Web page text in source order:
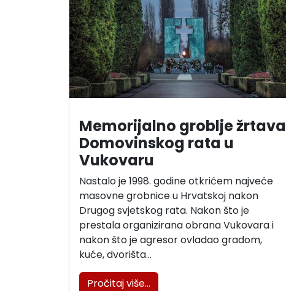
Memorijalno groblje žrtava
Domovinskog rata u
Vukovaru
Nastalo je 1998. godine otkrićem najveće
masovne grobnice u Hrvatskoj nakon
Drugog svjetskog rata. Nakon što je
prestala organizirana obrana Vukovara i
nakon što je agresor ovladao gradom,
kuće, dvorišta…
Pročitaj više…